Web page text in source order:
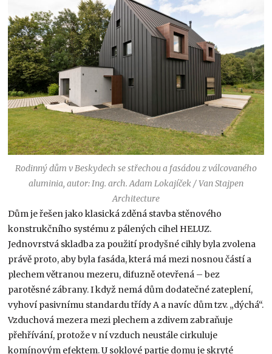
Rodinný dům v Beskydech se střechou a fasádou z válcovaného
aluminia, autor: Ing. arch. Adam Lokajíček / Van Stajpen
Architecture
Dům je řešen jako klasická zděná stavba stěnového
konstrukčního systému z pálených cihel HELUZ.
Jednovrstvá skladba za použití prodyšné cihly byla zvolena
právě proto, aby byla fasáda, která má mezi nosnou částí a
plechem větranou mezeru, difuzně otevřená – bez
parotěsné zábrany. I když nemá dům dodatečné zateplení,
vyhoví pasivnímu standardu třídy A a navíc dům tzv. „dýchá“.
Vzduchová mezera mezi plechem a zdivem zabraňuje
přehřívání, protože v ní vzduch neustále cirkuluje
komínovým efektem. U soklové partie domu je skryté